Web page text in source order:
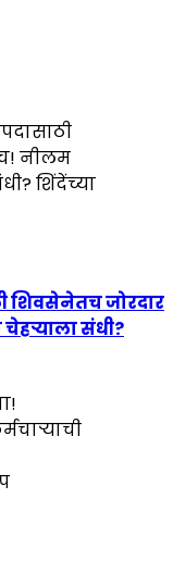
शिवसेनेतच जोरदार
संधी?